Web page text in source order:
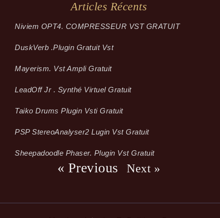
Articles Récents
Niviem OPT4. COMPRESSEUR VST GRATUIT
Dusk­Verb .plugin Gratuit Vst
Mayerism. Vst Ampli Gratuit
LeadOff Jr . Synthé Virtuel Gratuit
Taiko Drums Plugin Vsti Gratuit
PSP StereoAnalyser2 Lugin Vst Gratuit
Sheepadoodle Phaser. Plugin Vst Gratuit
« Previous Next »